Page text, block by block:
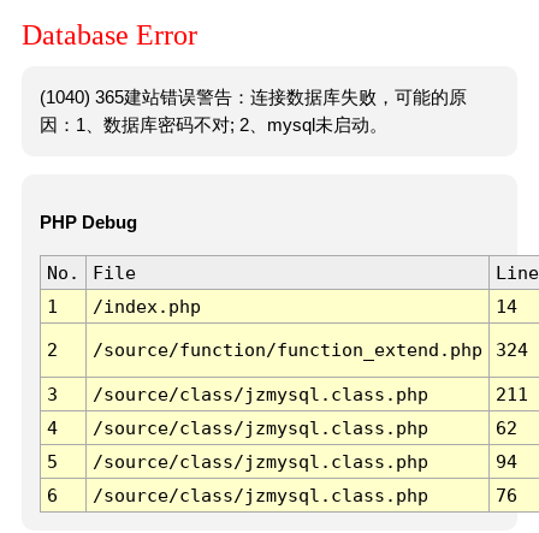
Database Error
(1040) 365建站错误警告：连接数据库失败，可能的原
因：1、数据库密码不对; 2、mysql未启动。
PHP Debug
No. File
Line
1
/index.php 14
2 /source/function/function_extend.php 324
3 /source/class/jzmysql.class.php
211
4
/source/class/jzmysql.class.php
62
5
/source/class/jzmysql.class.php
94
6
/source/class/jzmysql.class.php 76